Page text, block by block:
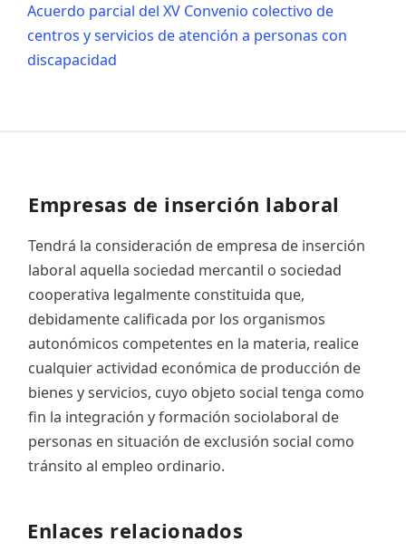
Acuerdo parcial del XV Convenio colectivo de
centros y servicios de atención a personas con
discapacidad
Empresas de inserción laboral
Tendrá la consideración de empresa de inserción
laboral aquella sociedad mercantil o sociedad
cooperativa legalmente constituida que,
debidamente calificada por los organismos
autonómicos competentes en la materia, realice
cualquier actividad económica de producción de
bienes y servicios, cuyo objeto social tenga como
fin la integración y formación sociolaboral de
personas en situación de exclusión social como
tránsito al empleo ordinario.
Enlaces relacionados